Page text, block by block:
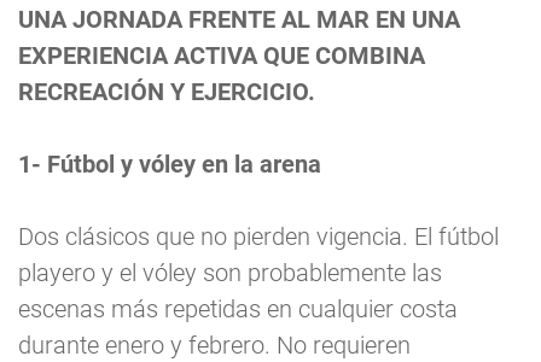
UNA JORNADA FRENTE AL MAR EN UNA
EXPERIENCIA ACTIVA QUE COMBINA
RECREACIÓN Y EJERCICIO.
1- Fútbol y vóley en la arena
Dos clásicos que no pierden vigencia. El fútbol
playero y el vóley son probablemente las
escenas más repetidas en cualquier costa
durante enero y febrero. No requieren